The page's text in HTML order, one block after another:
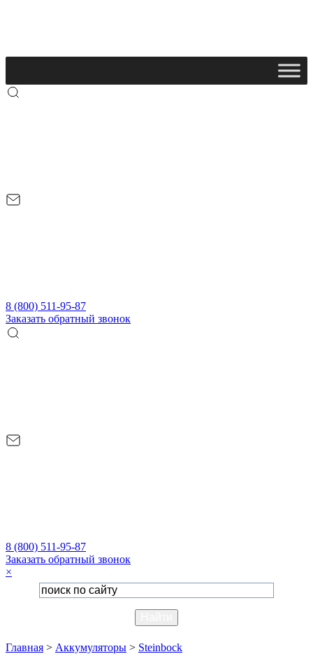
8 (800) 511-95-87
Заказать обратный звонок
8 (800) 511-95-87
Заказать обратный звонок
×
Главная > Аккумуляторы > Steinbock